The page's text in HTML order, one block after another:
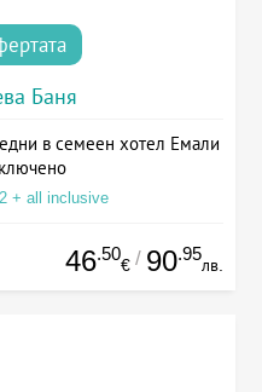
Баня
в семеен хотел Емали
+ all inclusive
46.50
€ / 90.95
лв.